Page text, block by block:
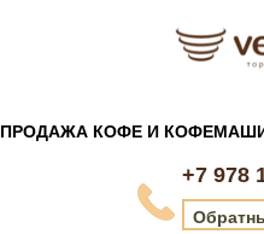
ПРОДАЖА КОФЕ И
+7 978